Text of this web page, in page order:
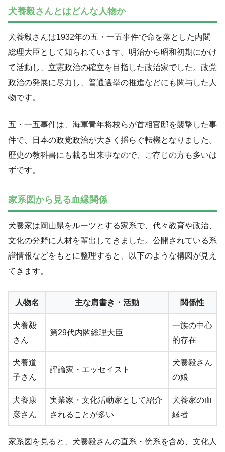
犬養毅さんとはどんな人物か
犬養毅さんは1932年の五・一五事件で命を落とした内閣
総理大臣として知られています。明治から昭和初期にかけ
て活動し、立憲政治の確立を目指した政治家でした。政党
政治の発展に尽力し、普通選挙の推進などにも関与した人
物です。
五・一五事件は、海軍青年将校らが首相官邸を襲撃した事
件で、日本の政党政治が大きく揺らぐ転機となりました。
歴史の教科書にも載る出来事なので、ご存じの方も多いは
ずです。
家系図から見る血縁関係
犬養家は岡山県をルーツとする家系で、代々教育や政治、
文化の分野に人材を輩出してきました。公開されている系
譜情報などをもとに整理すると、以下のような構図が見え
てきます。
人物名 主な肩書き・活動 関係性
犬養毅
さん
第29代内閣総理大臣
一族の中心
的存在
犬養道
子さん
評論家・エッセイスト
犬養毅さん
の娘
犬養康
彦さん
実業家・文化活動家として紹介
されることが多い
犬養家の血
縁者
家系図を見ると、犬養毅さんの直系・傍系を含め、文化人